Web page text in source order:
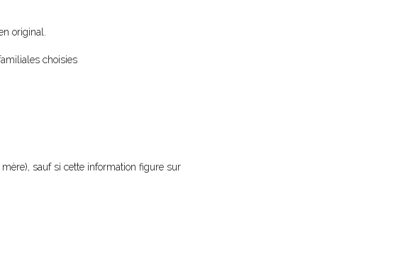
original.
choisies
sauf si cette information figure sur